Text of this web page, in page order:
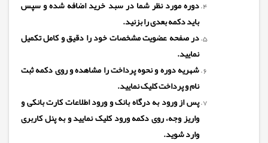
دوره مورد نظر شما در سبد خرید اضافه شده و سپس
باید دکمه بعدی را بزنید.
در صفحه عضویت مشخصات خود را دقیق و کامل تکمیل
نمایید.
شهریه دوره و نحوه پرداخت را مشاهده و روی دکمه ثبت
نام و پرداخت کلیک نمایید.
پس از ورود به درگاه بانک و ورود اطلاعات کارت بانکی و
واریز وجه، روی دکمه ورود کلیک نمایید و به پنل کاربری
وارد شوید.